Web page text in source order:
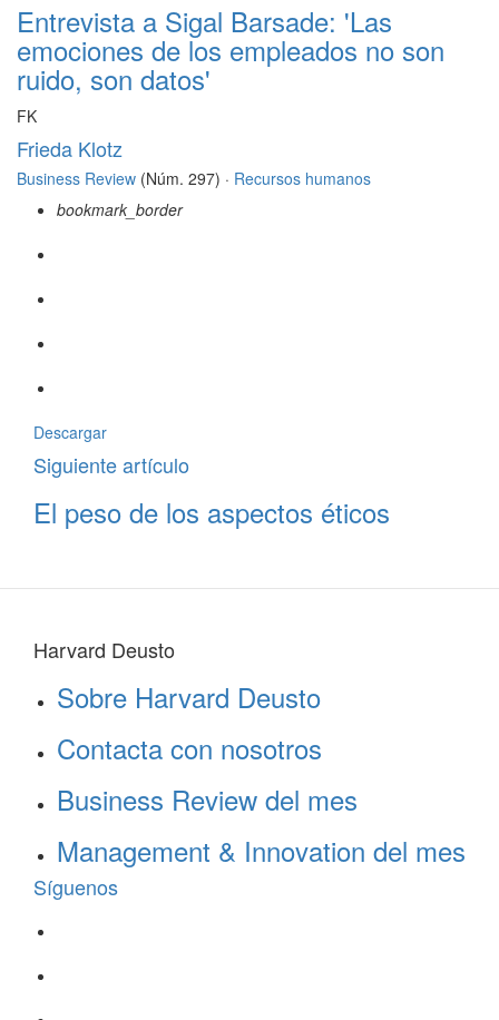
Entrevista a Sigal Barsade: 'Las
emociones de los empleados no son
ruido, son datos'
FK
Frieda Klotz
Business Review (Núm. 297) · Recursos humanos
bookmark_border
Descargar
Siguiente artículo
El peso de los aspectos éticos
Harvard Deusto
Sobre Harvard Deusto
Contacta con nosotros
Business Review del mes
Management & Innovation del mes
Síguenos